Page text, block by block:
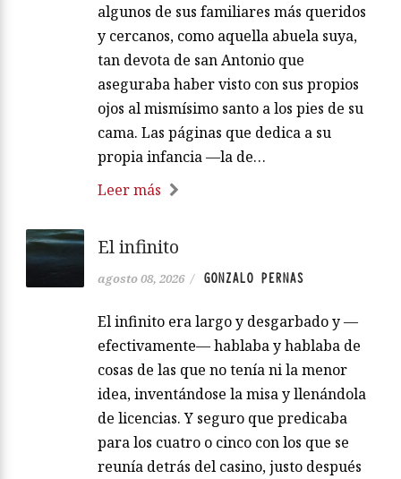
algunos de sus familiares más queridos
y cercanos, como aquella abuela suya,
tan devota de san Antonio que
aseguraba haber visto con sus propios
ojos al mismísimo santo a los pies de su
cama. Las páginas que dedica a su
propia infancia —la de…
Leer más
El infinito
agosto 08, 2026 / GONZALO PERNAS
El infinito era largo y desgarbado y —
efectivamente— hablaba y hablaba de
cosas de las que no tenía ni la menor
idea, inventándose la misa y llenándola
de licencias. Y seguro que predicaba
para los cuatro o cinco con los que se
reunía detrás del casino, justo después